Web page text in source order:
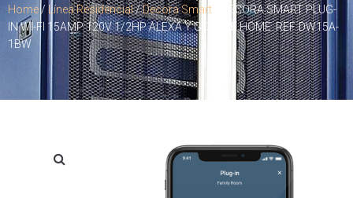
Home/ Línea Residencial/Decora Smart / DECORA SMART PLUG-
IN WI-FI 15AMP 120V 1/2HP ALEXA Y GOOGLE HOME. REF. DW15A-
1BW